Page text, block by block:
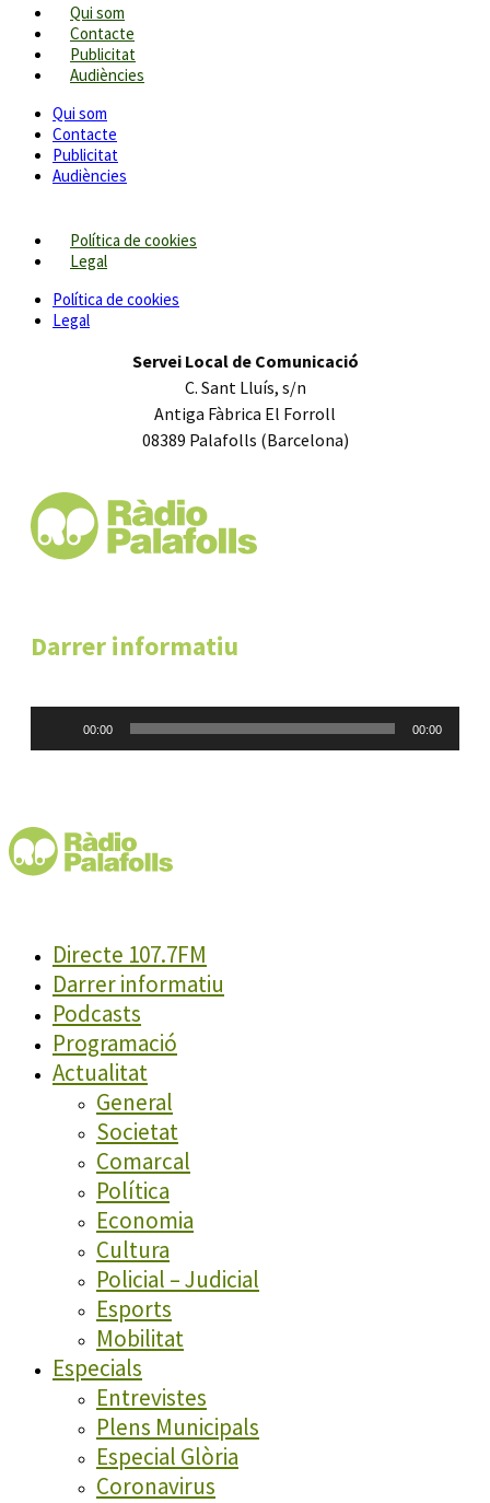
Qui som
Contacte
Publicitat
Audiències
Qui som
Contacte
Publicitat
Audiències
Política de cookies
Legal
Política de cookies
Legal
Servei Local de Comunicació
C. Sant Lluís, s/n
Antiga Fàbrica El Forroll
08389 Palafolls (Barcelona)
Darrer informatiu
00:00 00:00
Directe 107.7FM
Darrer informatiu
Podcasts
Programació
Actualitat
General
Societat
Comarcal
Política
Economia
Cultura
Policial – Judicial
Esports
Mobilitat
Especials
Entrevistes
Plens Municipals
Especial Glòria
Coronavirus